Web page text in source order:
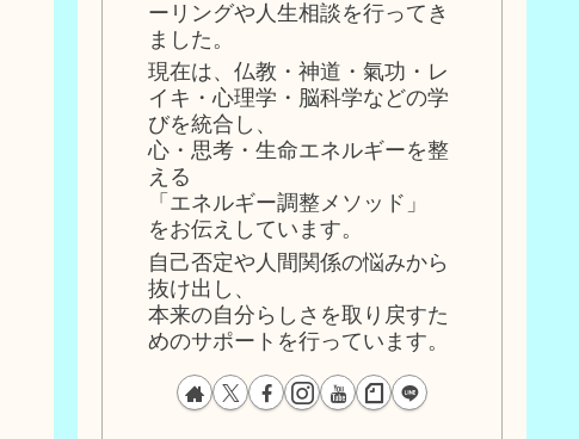
ーリングや人生相談を行ってき
ました。
現在は、仏教・神道・氣功・レ
イキ・心理学・脳科学などの学
びを統合し、
心・思考・生命エネルギーを整
える
「エネルギー調整メソッド」
をお伝えしています。
自己否定や人間関係の悩みから
抜け出し、
本来の自分らしさを取り戻すた
めのサポートを行っています。